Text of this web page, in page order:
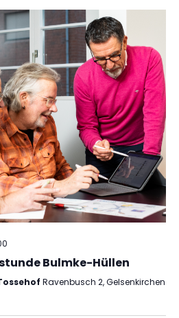
Bulmke-Hüllen
Ravenbusch 2, Gelsenkirchen